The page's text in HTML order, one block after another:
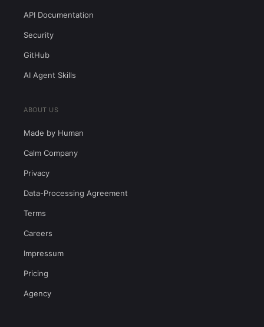
API Documentation
Security
GitHub
AI Agent Skills
ABOUT US
Made by Human
Calm Company
Privacy
Data-Processing Agreement
Terms
Careers
Impressum
Pricing
Agency